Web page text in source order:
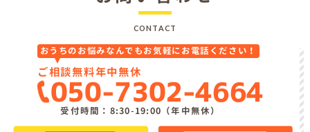
CONTACT
おうちのお悩みなんでもお気軽にお電話ください！
ご相談無料年中無休
050-7302-4664
受付時間：8:30-19:00（年中無休）